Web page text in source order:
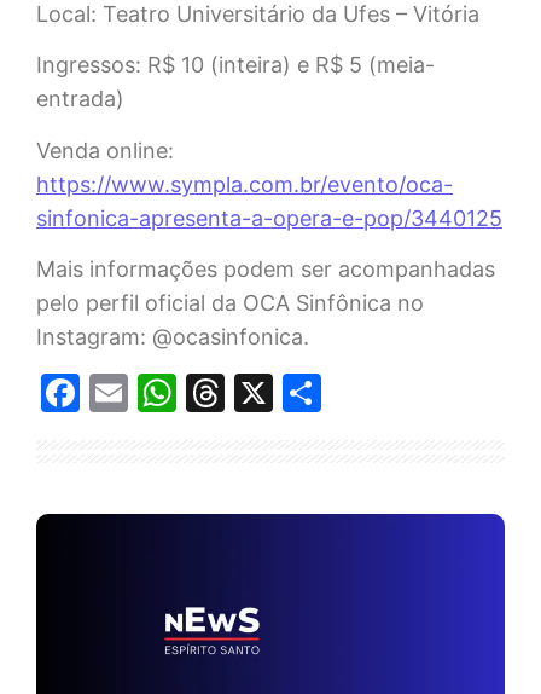
Local: Teatro Universitário da Ufes – Vitória
Ingressos: R$ 10 (inteira) e R$ 5 (meia-
entrada)
Venda online:
https://www.sympla.com.br/evento/oca-
sinfonica-apresenta-a-opera-e-pop/3440125
Mais informações podem ser acompanhadas
pelo perfil oficial da OCA Sinfônica no
Instagram: @ocasinfonica.
Facebook
EmailWhatsApp
Threads
X